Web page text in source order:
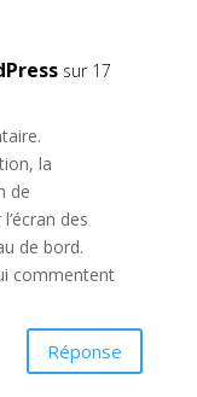
sur 17
la
de
des
de bord.
commentent
Réponse